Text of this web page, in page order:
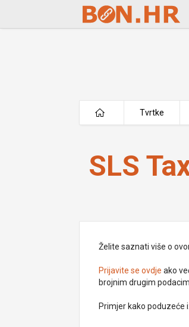
Skip to Main Content
Tvrtke
SLS Taxi vl. Pero
SLS
Želite saznati više o
Prijavite se ovdje ako
brojnim drugim
Primjer kako